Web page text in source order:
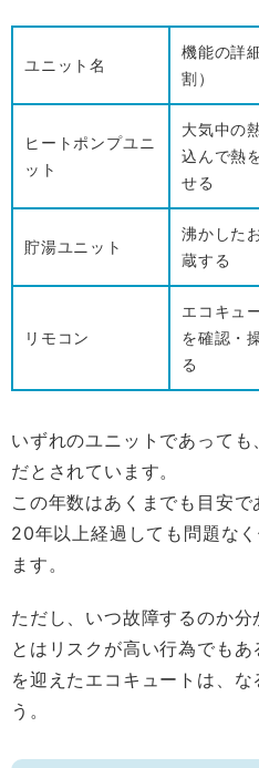
ユニット名
機能の詳
割）
ヒートポンプユニ
ット
大気中の
込んで熱
せる
貯湯ユニット
沸かした
蔵する
リモコン
エコキュ
を確認・
る
いずれのユニットであって
だとされています。
この年数はあくまでも目安
20年以上経過しても問題な
ます。
ただし、いつ故障するのか
とはリスクが高い行為でも
を迎えたエコキュートは、
う。